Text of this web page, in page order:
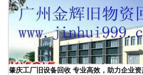
肇庆工厂旧设备回收 专业高效，助力企业